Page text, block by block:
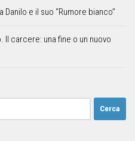
Danilo e il suo “Rumore bianco”
carcere: una fine o un nuovo